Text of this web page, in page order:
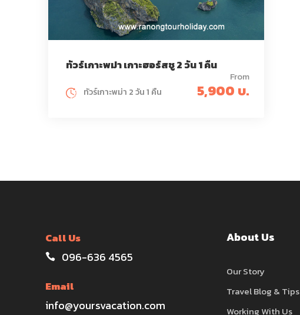
ทัวร์เกาะพม่า เกาะฮอร์สชู 2 วัน 1 คืน
From
5,900 บ.
ทัวร์เกาะพม่า 2 วัน 1 คืน
Call Us
096-636 4565
Email
info@yoursvacation.com
About Us
Our Story
Travel Blog & Tips
Working With Us